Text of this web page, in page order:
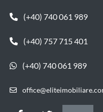
(+40) 740 061 989
(+40) 757 715 401
(+40) 740 061 989